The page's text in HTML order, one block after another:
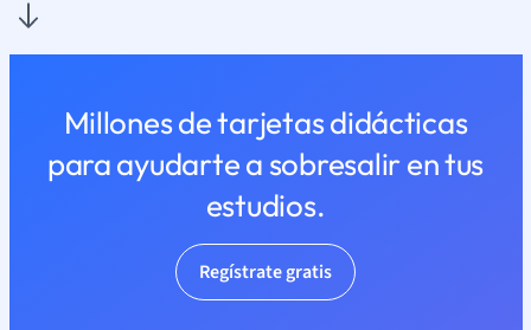
Millones de tarjetas didácticas
para ayudarte a sobresalir en tus
estudios.
Regístrate gratis